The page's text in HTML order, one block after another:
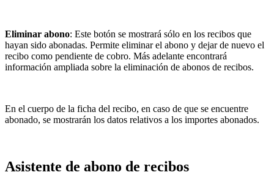
Eliminar abono: Este botón se mostrará sólo en los recibos que
hayan sido abonadas. Permite eliminar el abono y dejar de nuevo el
recibo como pendiente de cobro. Más adelante encontrará
información ampliada sobre la eliminación de abonos de recibos.
En el cuerpo de la ficha del recibo, en caso de que se encuentre
abonado, se mostrarán los datos relativos a los importes abonados.
Asistente de abono de recibos